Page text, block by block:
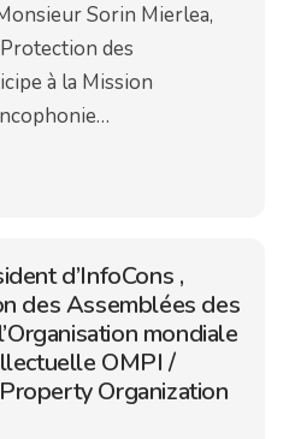
Sorin Mierlea,
des
à la Mission
d’InfoCons ,
des Assemblées des
mondiale
OMPI /
Organization